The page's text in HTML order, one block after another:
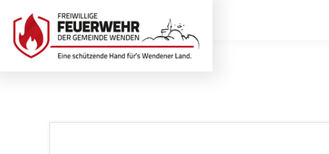
Hauptnavigation
springen
Inhalt
springen